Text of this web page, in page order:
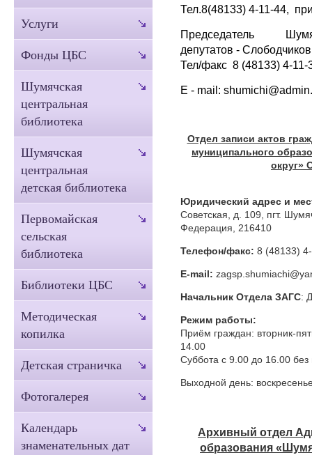
Тел.8(48133) 4-11-44,
Председатель
депутатов -
Тел/факс 8 (48133) 4-
E - mail:
Отдел записи актов
муниципального
округ»
Юридический адрес и
Советская, д. 109, пгт.
Федерация, 216410
Телефон/факс: 8 (48133)
Е-mail:
Начальник Отдела ЗАГС:
Режим работы:
Приём граждан: вторник-
14.00
Суббота с 9.00 до 16.00
Выходной день:
Архивный отдел
образования
Услуги
Фонды ЦБС
Шумячская
центральная
библиотека
Шумячская
центральная
детская библиотека
Первомайская
сельская
библиотека
Библиотеки ЦБС
Методическая
копилка
Детская страничка
Фотогалерея
Календарь
знаменательных дат